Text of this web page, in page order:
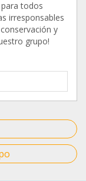
todos
irresponsables
y
grupo!